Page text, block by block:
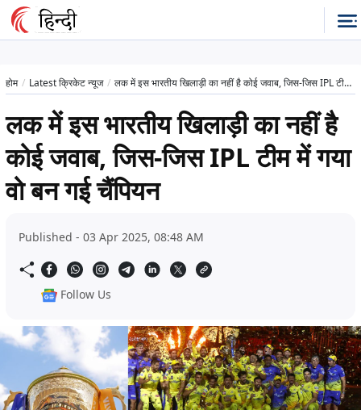
होम Latest क्रिकेट न्यूज लक में इस भारतीय खिलाड़ी का नहीं है कोई जवाब, जिस-जिस IPL टीम में गया वो बन गई चैंपियन
लक में इस भारतीय खिलाड़ी का नहीं है
कोई जवाब, जिस-जिस IPL टीम में गया
वो बन गई चैंपियन
Published - 03 Apr 2025, 08:48 AM
Follow Us